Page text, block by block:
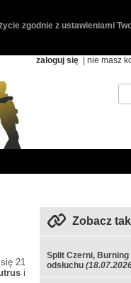
zgodnie z ustawieniami
zaloguj się | nie masz
21
i
Zobacz
Split Czerni,
odsłuchu